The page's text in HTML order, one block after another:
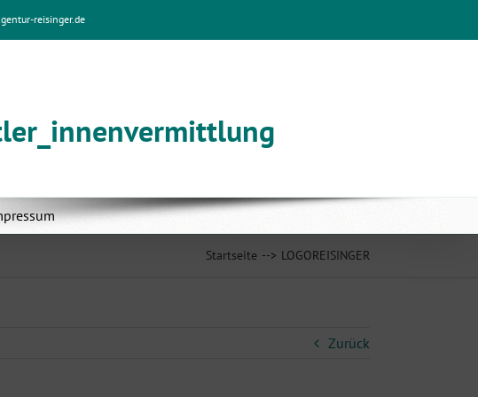
reisinger.de
Startseite LOGOREISINGER
Zurück